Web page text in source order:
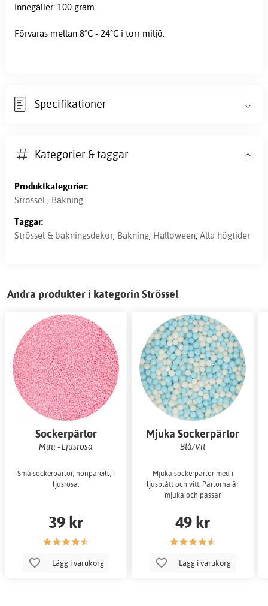
Innegåller: 100 gram.
Förvaras mellan 8°C - 24°C i torr miljö.
Specifikationer
Kategorier & taggar
Produktkategorier:
Strössel , Bakning
Taggar:
Strössel & bakningsdekor, Bakning, Halloween, Alla högtider
Andra produkter i kategorin Strössel
Sockerpärlor
Mini - Ljusrosa
Små sockerpärlor, nonpareils, i
ljusrosa.
39 kr
Lägg i varukorg
Mjuka Sockerpärlor
Blå/Vit
Mjuka sockerpärlor med i
ljusblått och vitt. Pärlorna är
mjuka och passar
49 kr
Lägg i varukorg